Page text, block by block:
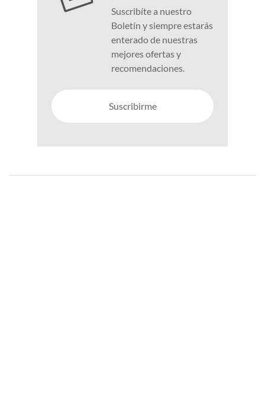
Suscribíte a nuestro
Boletín y siempre estarás
enterado de nuestras
mejores ofertas y
recomendaciones.
Suscribirme